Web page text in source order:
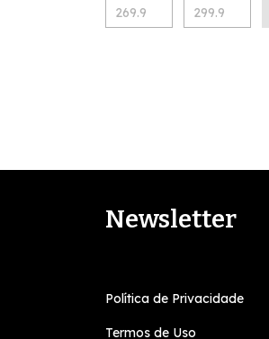
Newsletter
Política de Privacidade
Termos de Uso